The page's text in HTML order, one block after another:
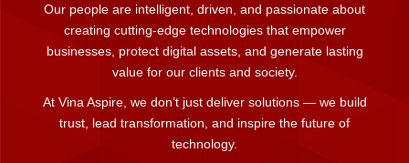
Our people are intelligent, driven, and passionate about
creating cutting-edge technologies that empower
businesses, protect digital assets, and generate lasting
value for our clients and society.
At Vina Aspire, we don’t just deliver solutions — we build
trust, lead transformation, and inspire the future of
technology.